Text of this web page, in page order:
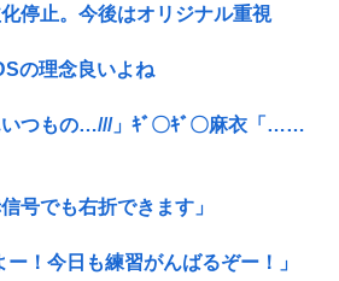
停止。今後はオリジナル重視
の理念良いよね
いつもの…///」ｷﾞ〇ｷﾞ〇麻衣「……
号でも右折できます」
ー！今日も練習がんばるぞー！」